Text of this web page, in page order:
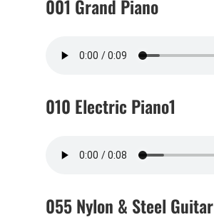
001 Grand Piano
010 Electric Piano1
055 Nylon & Steel Guitar